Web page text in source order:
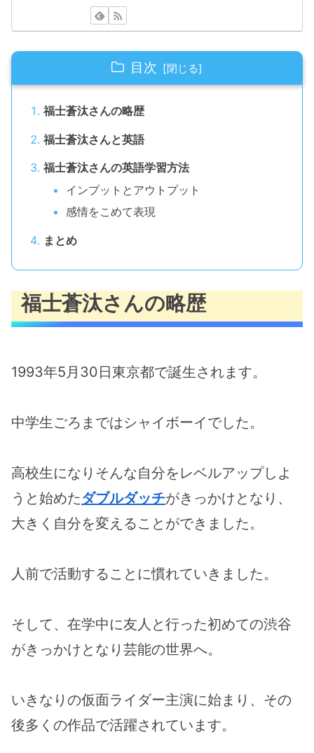
目次
福士蒼汰さんの略歴
福士蒼汰さんと英語
福士蒼汰さんの英語学習方法
インプットとアウトプット
感情をこめて表現
まとめ
福士蒼汰さんの略歴
1993年5月30日東京都で誕生されます。
中学生ごろまではシャイボーイでした。
高校生になりそんな自分をレベルアップしよ
うと始めたダブルダッチがきっかけとなり、
大きく自分を変えることができました。
人前で活動することに慣れていきました。
そして、在学中に友人と行った初めての渋谷
がきっかけとなり芸能の世界へ。
いきなりの仮面ライダー主演に始まり、その
後多くの作品で活躍されています。